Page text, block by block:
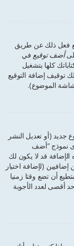
فعل ذلك عن طريق
أضف توقيع في
كلها بتشغيل
توقيف إضافة التوقيع
شاشة الموضوع).
(أو تعديل النشر
نموذج ”أضف
قد لا يكون لك
(لإضافة اختيار
أن تضع وقتا زمنيا
أقصى لعدد الأجوبة